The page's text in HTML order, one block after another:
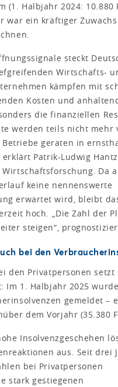
(1. Halbjahr 2024: 10.880
war ein kräftiger Zuwachs
steckt
Wirtschafts-
kämpfen mit
Kosten und
die finanziellen
werden teils nicht mehr
geraten in
erklärt Patrik-Ludwig
Da
keine nennenswerte
erwartet wird, bleibt
hoch. „Die Zahl der
steigen“,
bei den
den Privatpersonen setzt
Im 1. Halbjahr 2025
gemeldet –
dem Vorjahr (35.380
Insolvenzgeschehen
aus. Seit drei
bei Privatpersonen
stark gestiegenen